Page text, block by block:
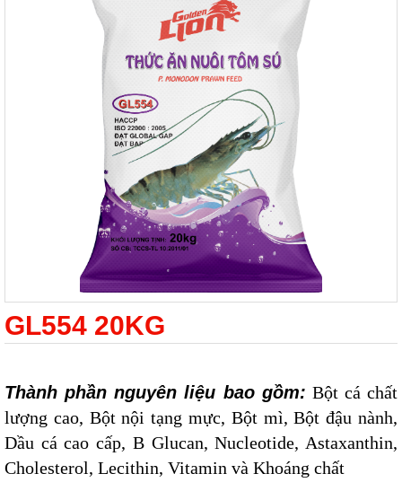
GL554 20KG
Thành phần nguyên liệu bao gồm: Bột cá chất
lượng cao, Bột nội tạng mực, Bột mì, Bột đậu nành,
Dầu cá cao cấp, B Glucan, Nucleotide, Astaxanthin,
Cholesterol, Lecithin, Vitamin và Khoáng chất